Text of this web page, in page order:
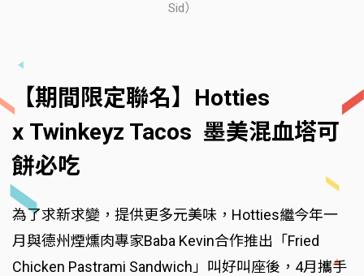
Sid）
【期間限定聯名】Hotties
x Twinkeyz Tacos 墨美混血塔可
餅必吃
為了求新求變，提供更多元美味，Hotties繼今年一
月與德州煙燻肉專家Baba Kevin合作推出「Fried
Chicken Pastrami Sandwich」叫好叫座後，4月攜手